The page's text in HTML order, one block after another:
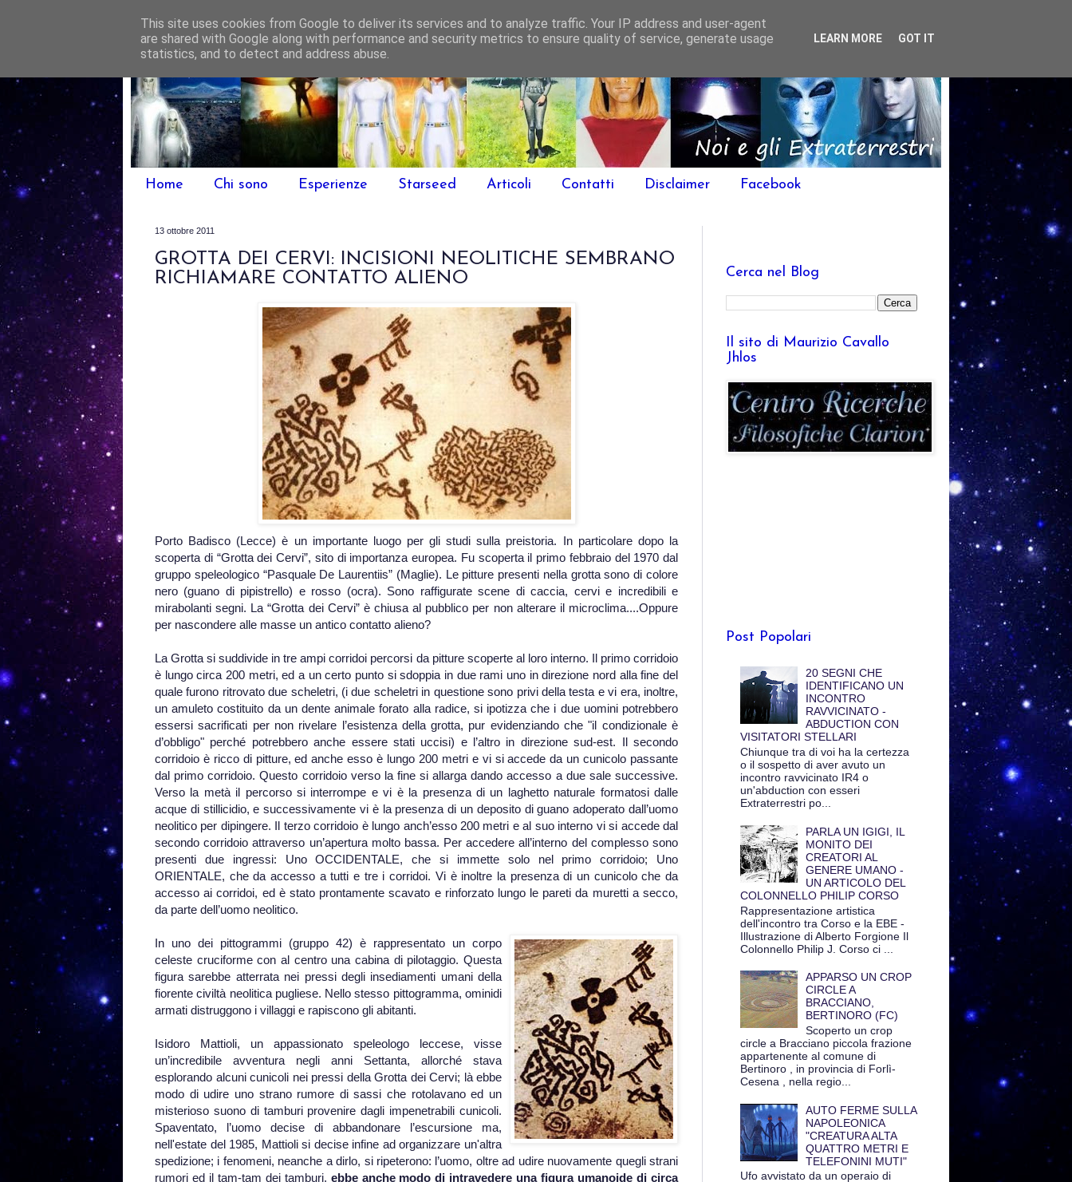
Home Chi sono Esperienze Starseed Articoli Contatti Disclaimer Facebook
13 ottobre 2011
GROTTA DEI CERVI: INCISIONI NEOLITICHE SEMBRANO
RICHIAMARE CONTATTO ALIENO
Porto Badisco (Lecce) è un importante luogo per gli studi sulla preistoria. In particolare dopo la
scoperta di “Grotta dei Cervi”, sito di importanza europea. Fu scoperta il primo febbraio del 1970 dal
gruppo speleologico “Pasquale De Laurentiis” (Maglie). Le pitture presenti nella grotta sono di colore
nero (guano di pipistrello) e rosso (ocra). Sono raffigurate scene di caccia, cervi e incredibili e
mirabolanti segni. La “Grotta dei Cervi” è chiusa al pubblico per non alterare il microclima....Oppure
per nascondere alle masse un antico contatto alieno?
La Grotta si suddivide in tre ampi corridoi percorsi da pitture scoperte al loro interno. Il primo corridoio
è lungo circa 200 metri, ed a un certo punto si sdoppia in due rami uno in direzione nord alla fine del
quale furono ritrovato due scheletri, (i due scheletri in questione sono privi della testa e vi era, inoltre,
un amuleto costituito da un dente animale forato alla radice, si ipotizza che i due uomini potrebbero
essersi sacrificati per non rivelare l’esistenza della grotta, pur evidenziando che "il condizionale è
d’obbligo" perché potrebbero anche essere stati uccisi) e l’altro in direzione sud-est. Il secondo
corridoio è ricco di pitture, ed anche esso è lungo 200 metri e vi si accede da un cunicolo passante
dal primo corridoio. Questo corridoio verso la fine si allarga dando accesso a due sale successive.
Verso la metà il percorso si interrompe e vi è la presenza di un laghetto naturale formatosi dalle
acque di stillicidio, e successivamente vi è la presenza di un deposito di guano adoperato dall’uomo
neolitico per dipingere. Il terzo corridoio è lungo anch’esso 200 metri e al suo interno vi si accede dal
secondo corridoio attraverso un’apertura molto bassa. Per accedere all’interno del complesso sono
presenti due ingressi: Uno OCCIDENTALE, che si immette solo nel primo corridoio; Uno
ORIENTALE, che da accesso a tutti e tre i corridoi. Vi è inoltre la presenza di un cunicolo che da
accesso ai corridoi, ed è stato prontamente scavato e rinforzato lungo le pareti da muretti a secco,
da parte dell’uomo neolitico.
In uno dei pittogrammi (gruppo 42) è rappresentato un corpo
celeste cruciforme con al centro una cabina di pilotaggio. Questa
figura sarebbe atterrata nei pressi degli insediamenti umani della
fiorente civiltà neolitica pugliese. Nello stesso pittogramma, ominidi
armati distruggono i villaggi e rapiscono gli abitanti.
Isidoro Mattioli, un appassionato speleologo leccese, visse
un’incredibile avventura negli anni Settanta, allorché stava
esplorando alcuni cunicoli nei pressi della Grotta dei Cervi; là ebbe
modo di udire uno strano rumore di sassi che rotolavano ed un
misterioso suono di tamburi provenire dagli impenetrabili cunicoli.
Spaventato, l’uomo decise di abbandonare l’escursione ma,
nell'estate del 1985, Mattioli si decise infine ad organizzare un'altra
spedizione; i fenomeni, neanche a dirlo, si ripeterono: l’uomo, oltre ad udire nuovamente quegli strani
rumori ed il tam-tam dei tamburi, ebbe anche modo di intravedere una figura umanoide di circa
Cerca nel Blog
Il sito di Maurizio Cavallo
Jhlos
Post Popolari
20 SEGNI CHE
IDENTIFICANO UN
INCONTRO
RAVVICINATO -
ABDUCTION CON
VISITATORI STELLARI
Chiunque tra di voi ha la certezza
o il sospetto di aver avuto un
incontro ravvicinato IR4 o
un'abduction con esseri
Extraterrestri po...
PARLA UN IGIGI, IL
MONITO DEI
CREATORI AL
GENERE UMANO -
UN ARTICOLO DEL
COLONNELLO PHILIP CORSO
Rappresentazione artistica
dell'incontro tra Corso e la EBE -
Illustrazione di Alberto Forgione Il
Colonnello Philip J. Corso ci ...
APPARSO UN CROP
CIRCLE A
BRACCIANO,
BERTINORO (FC)
Scoperto un crop
circle a Bracciano piccola frazione
appartenente al comune di
Bertinoro , in provincia di Forlì-
Cesena , nella regio...
AUTO FERME SULLA
NAPOLEONICA
"CREATURA ALTA
QUATTRO METRI E
TELEFONINI MUTI"
Ufo avvistato da un operaio di
This site uses cookies from Google to deliver its services and to analyze traffic. Your IP address and user-agent
are shared with Google along with performance and security metrics to ensure quality of service, generate usage
statistics, and to detect and address abuse.
LEARN MORE GOT IT